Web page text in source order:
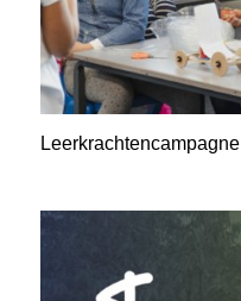
Leerkrachtencampagne